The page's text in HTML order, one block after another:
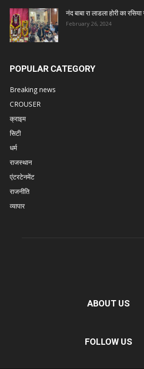
नंद बाबा रा लाडला होरी का
February 26, 2024
POPULAR CATEGORY
Breaking news
CROUSER
क्राइम
सिटी
धर्म
राजस्थान
एंटरटेनमेंट
राजनीति
व्यापार
ABOUT US
FOLLOW US